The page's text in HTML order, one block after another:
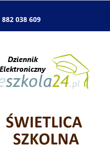
038 609